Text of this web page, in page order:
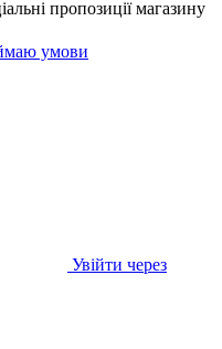
пропозиціїмагазину
умови
Увійти через